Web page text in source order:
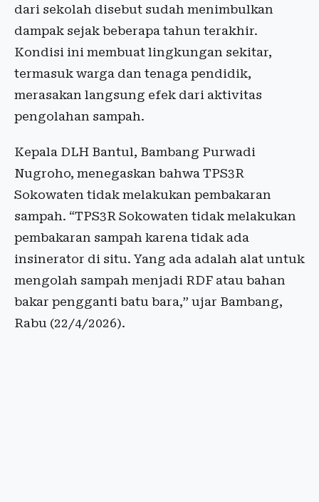
dari sekolah disebut sudah menimbulkan
dampak sejak beberapa tahun terakhir.
Kondisi ini membuat lingkungan sekitar,
termasuk warga dan tenaga pendidik,
merasakan langsung efek dari aktivitas
pengolahan sampah.
Kepala DLH Bantul, Bambang Purwadi
Nugroho, menegaskan bahwa TPS3R
Sokowaten tidak melakukan pembakaran
sampah. “TPS3R Sokowaten tidak melakukan
pembakaran sampah karena tidak ada
insinerator di situ. Yang ada adalah alat untuk
mengolah sampah menjadi RDF atau bahan
bakar pengganti batu bara,” ujar Bambang,
Rabu (22/4/2026).